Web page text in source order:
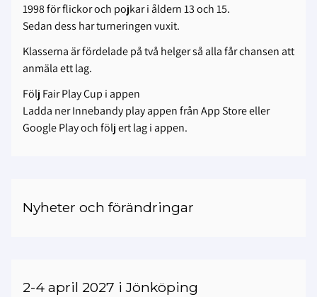
1998 för flickor och pojkar i åldern 13 och 15.
Sedan dess har turneringen vuxit.
Klasserna är fördelade på två helger så alla får chansen att
anmäla ett lag.
Följ Fair Play Cup i appen
Ladda ner Innebandy play appen från App Store eller
Google Play och följ ert lag i appen.
Nyheter och förändringar
2-4 april 2027 i Jönköping